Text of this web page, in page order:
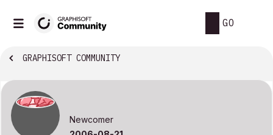
GO
GRAPHISOFT COMMUNITY
Newcomer